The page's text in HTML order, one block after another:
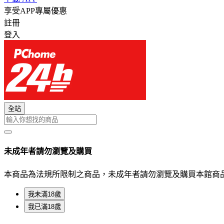
享受APP專屬優惠
註冊
登入
全站
未成年者請勿瀏覽及購買
本商品為法規所限制之商品，未成年者請勿瀏覽及購買本館商
我未滿18歲
我已滿18歲